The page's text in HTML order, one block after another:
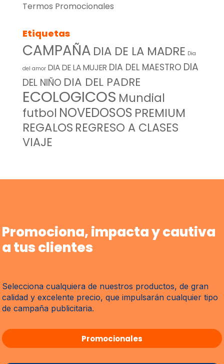
Termos Promocionales
Etiquetas
CAMPAÑA DIA DE LA MADRE Dia
del amor DIA DE LA MUJER DIA DEL MAESTRO DIA
DEL NIÑO DIA DEL PADRE
ECOLOGICOS Mundial
futbol NOVEDOSOS PREMIUM
REGALOS REGRESO A CLASES
VIAJE
Promociona, impacta y cautiva
a tus clientes
Selecciona cualquiera de nuestros productos, de gran
calidad y excelente precio, que impulsarán cualquier tipo
de campaña publicitaria.
Promocionales